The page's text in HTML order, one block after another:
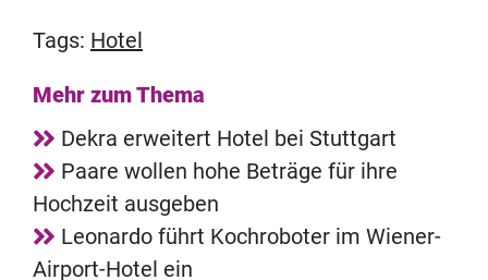
Tags: Hotel
Mehr zum Thema
Dekra erweitert Hotel bei Stuttgart
Paare wollen hohe Beträge für ihre
Hochzeit ausgeben
Leonardo führt Kochroboter im Wiener-
Airport-Hotel ein